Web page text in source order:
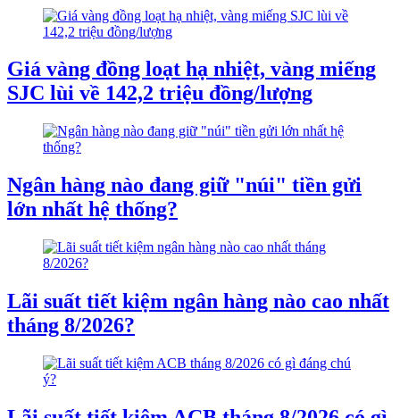
Giá vàng đồng loạt hạ nhiệt, vàng miếng
SJC lùi về 142,2 triệu đồng/lượng
Ngân hàng nào đang giữ "núi" tiền gửi
lớn nhất hệ thống?
Lãi suất tiết kiệm ngân hàng nào cao nhất
tháng 8/2026?